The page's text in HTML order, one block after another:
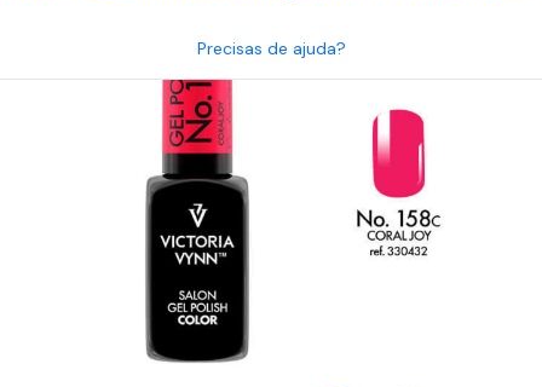
Precisas de ajuda?